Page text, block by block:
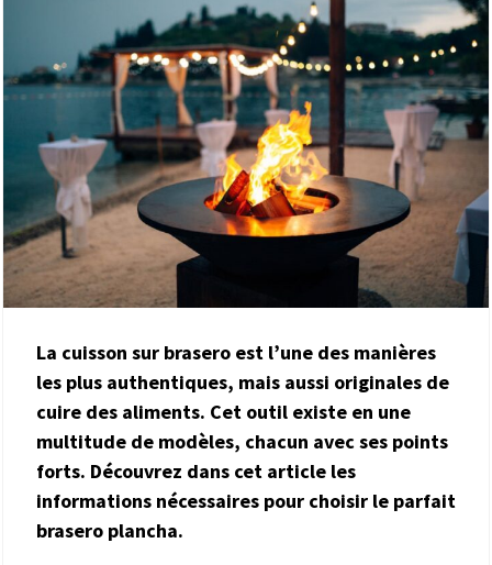
La cuisson sur brasero est l’une des manières
les plus authentiques, mais aussi originales de
cuire des aliments. Cet outil existe en une
multitude de modèles, chacun avec ses points
forts. Découvrez dans cet article les
informations nécessaires pour choisir le parfait
brasero plancha.